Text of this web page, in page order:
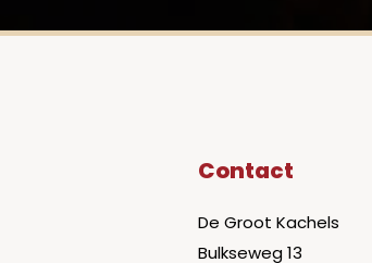
Contact
De Groot Kachels
Bulkseweg 13